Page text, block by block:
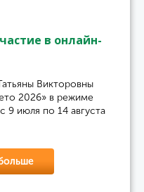
в онлайн-
Викторовны
2026» в режиме
9 июля по 14 августа